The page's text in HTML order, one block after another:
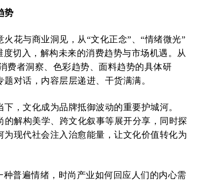
势
花与商业洞见，从“文化正念”、“情绪微光”
切入，解构未来的消费趋势与市场机遇。从
费者洞察、色彩趋势、面料趋势的具体研
对话，内容层层递进、干货满满。
，文化成为品牌抵御波动的重要护城河。
的解构美学、跨文化叙事等展开分享，同时探
现代社会注入治愈能量，让文化价值转化为
种普遍情绪，时尚产业如何回应人们的内心需